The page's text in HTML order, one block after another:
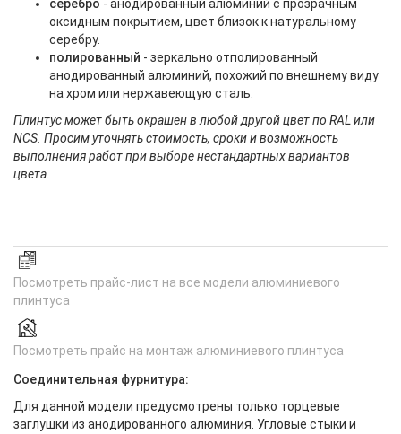
серебро - анодированный алюминий с прозрачным
оксидным покрытием, цвет близок к натуральному
серебру.
полированный - зеркально отполированный
анодированный алюминий, похожий по внешнему виду
на хром или нержавеющую сталь.
Плинтус может быть окрашен в любой другой цвет по RAL или
NCS. Просим уточнять стоимость, сроки и возможность
выполнения работ при выборе нестандартных вариантов
цвета.
Посмотреть прайс-лист на все модели алюминиевого
плинтуса
Посмотреть прайс на монтаж алюминиевого плинтуса
Соединительная фурнитура:
Для данной модели предусмотрены только торцевые
заглушки из анодированного алюминия. Угловые стыки и